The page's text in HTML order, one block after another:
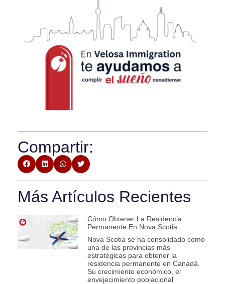
Compartir:
Más Artículos Recientes
Cómo Obtener La Residencia
Permanente En Nova Scotia
Nova Scotia se ha consolidado como
una de las provincias más
estratégicas para obtener la
residencia permanente en Canadá.
Su crecimiento económico, el
envejecimiento poblacional